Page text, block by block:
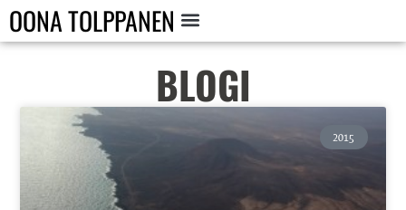
OONA TOLPPANEN
BLOGI
2015